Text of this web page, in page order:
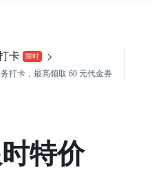
卡 限时
打卡，最高领取 60 元代金券
特价